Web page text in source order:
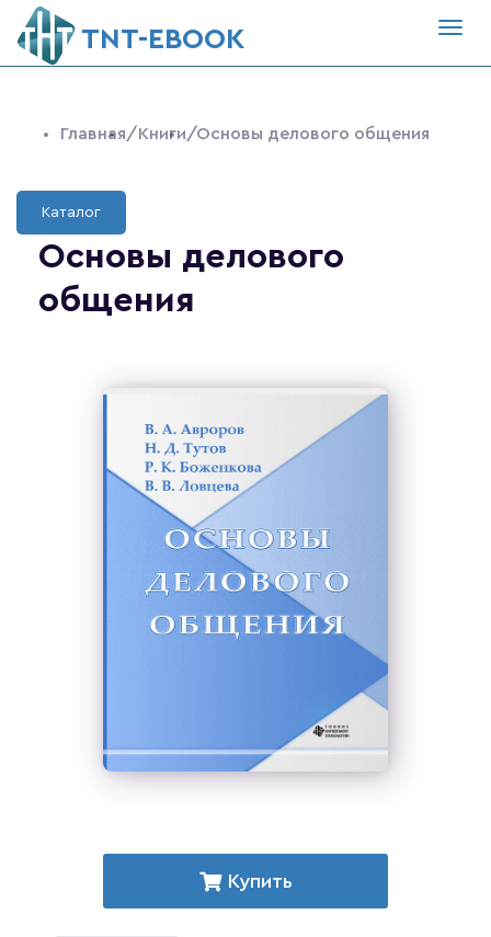
ТNT-EBOOK
Главная/Книги/Основы делового общения
Каталог
Основы делового
общения
Купить